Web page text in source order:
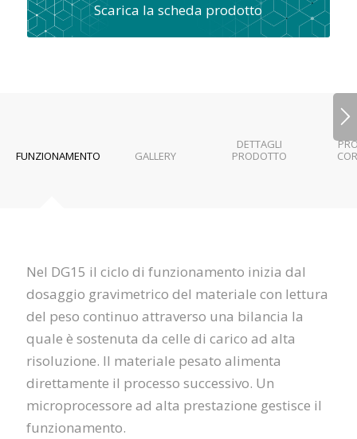
Scarica la scheda prodotto
FUNZIONAMENTO GALLERY
DETTAGLI
PRODOTTO
Nel DG15 il ciclo di funzionamento inizia dal
dosaggio gravimetrico del materiale con lettura
del peso continuo attraverso una bilancia la
quale è sostenuta da celle di carico ad alta
risoluzione. Il materiale pesato alimenta
direttamente il processo successivo. Un
microprocessore ad alta prestazione gestisce il
funzionamento.